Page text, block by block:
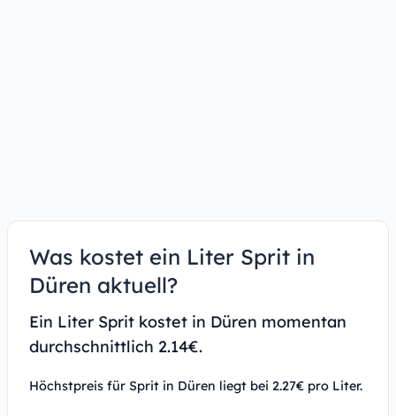
Was kostet ein Liter Sprit in
Düren aktuell?
Ein Liter Sprit kostet in Düren momentan
durchschnittlich 2.14€.
Höchstpreis für Sprit in Düren liegt bei 2.27€ pro Liter.